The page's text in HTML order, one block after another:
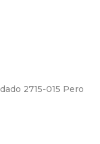
2715-015 Pero